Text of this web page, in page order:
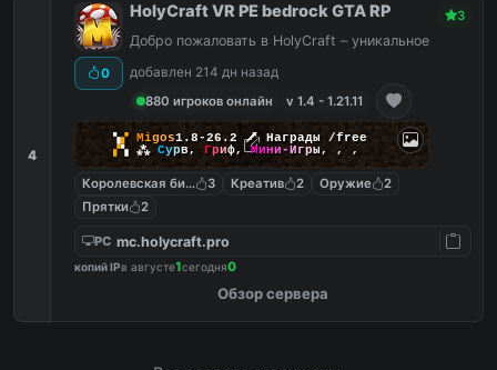
4
0
HolyCraft VR PE bedrock GTA RP 3
Добро пожаловать в HolyCraft – уникальное
добавлен 214 дн назад
880 игроков онлайн
v 1.4 - 1.21.11
▚▞ Migos1.8-26.2🗡 Награды /free
▞▚ ⁂ Сурв, Гриф,Мини-Игры, , ,
Королевская битва3 Креатив 2 Оружие
2
Прятки
2
PC mc.holycraft.pro
копий IPв августе1сегодня0
Обзор сервера